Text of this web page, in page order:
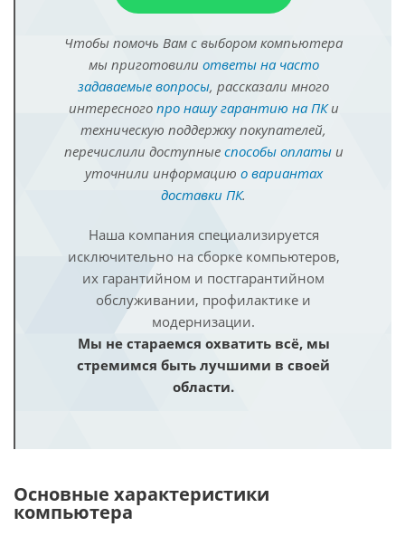
Чтобы помочь Вам с выбором компьютера
мы приготовили ответы на часто
задаваемые вопросы, рассказали много
интересного про нашу гарантию на ПКи
техническую поддержку покупателей,
перечислили доступные способы оплатыи
уточнили информацию о вариантах
доставки ПК.
Наша компания специализируется
исключительно на сборке компьютеров,
их гарантийном и постгарантийном
обслуживании, профилактике и
модернизации.
Мы не стараемся охватить всё, мы
стремимся быть лучшими в своей
области.
Основные характеристики
компьютера